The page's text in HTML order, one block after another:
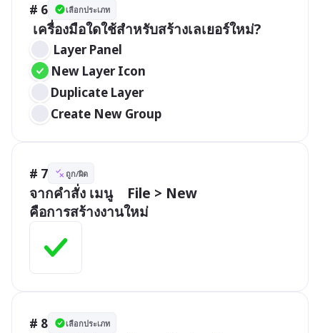
# 6 เลือกประเภท
เครื่องมือใดใช้สำหรับสร้างเลเยอร์ใหม่?
Layer Panel
New Layer Icon
Duplicate Layer
Create New Group
# 7 ถูก/ผิด
จากคำสั่ง เมนู    File > New
คือการสร้างงานใหม่
# 8 เลือกประเภท